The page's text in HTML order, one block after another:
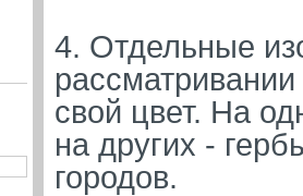
4. Отдельные
свой цвет. На
на других -
городов.